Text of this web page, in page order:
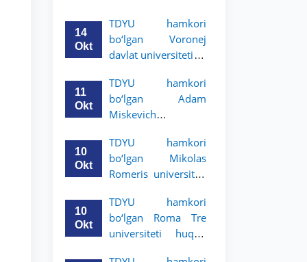
akademik mobillik
dasturini e’lon qildi
14
Okt
TDYU hamkori
bo‘lgan Voronej
davlat universiteti 2-
uchun akademik
mobillik dasturini
e’lon qildi
11
Okt
TDYU hamkori
bo‘lgan Adam
Miskevich
bosqich talabalari
uchun akademik
mobillik dasturini
10
Okt
TDYU hamkori
bo‘lgan Mikolas
Romeris universiteti
uchun akademik
mobillik dasturini
e’lon qildi
10
Okt
TDYU hamkori
bo‘lgan Roma Tre
universiteti huquq